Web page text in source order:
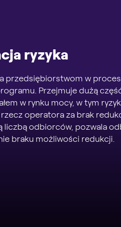
ryzyka
przedsiębiorstwom w
Przejmuje dużą
w rynku mocy, w tym
operatora za brak
liczbą odbiorców, pozwala
braku możliwości redukcji.